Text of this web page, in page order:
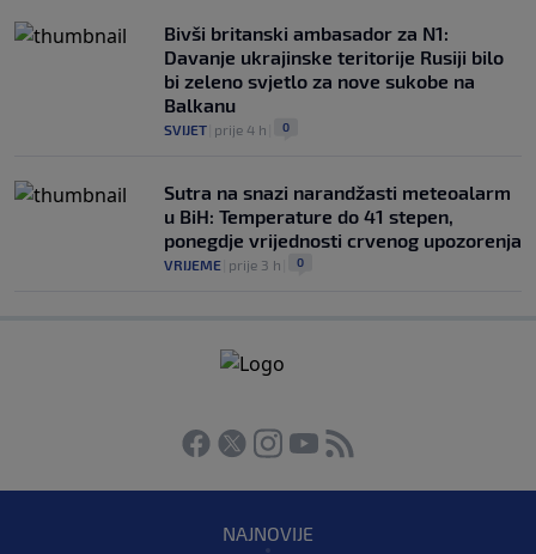
Bivši britanski ambasador za N1:
Davanje ukrajinske teritorije Rusiji bilo
bi zeleno svjetlo za nove sukobe na
Balkanu
SVIJET prije 4 h 0
Sutra na snazi narandžasti meteoalarm
u BiH: Temperature do 41 stepen,
ponegdje vrijednosti crvenog upozorenja
VRIJEME prije 3 h 0
NAJNOVIJE